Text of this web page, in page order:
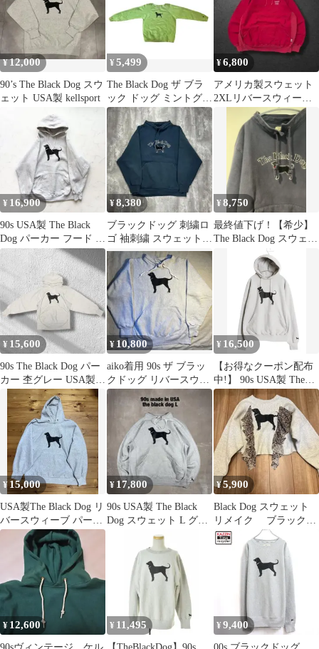
¥12,000
90’s The Black Dog スウ
ェット USA製 kellsport
¥5,499
The Black Dog ザ ブラ
ック ドッグ ミントグリ
ーン スウェット L
¥6,800
アメリカ製スウェット
2XLリバースウィーブ
kellsportスタンドカラー
レッド
¥ 16,900
90s USA製 The Black
Dog パーカー フード グ
レー L
¥8,380
ブラックドッグ 刺繍ロ
ゴ 袖刺繍 スウェット
トレーナー ネイビー L
6507
¥8,750
最終値下げ！【希少】
The Black Dog スウェッ
ト トレーナー L紺
¥ 15,600
90s The Black Dog パー
カー 杢グレー USA製 L
サイズ
¥ 10,800
aiko着用 90s ザ ブラッ
クドッグ リバースウィ
ーブ スウェット
¥ 16,500
【お得なクーポン配布
中!】 90s USA製 The
Black Dog ドッグ プリ
ント スウェット フード
パーカー メンズ レディ
ース L / オールド ヘビ
ーウェイト 裏起毛 トレ
ーナー
¥ 15,000
USA製The Black Dog リ
バースウィーブ パーカ
ー90s
¥ 17,800
90s USA製 The Black
Dog スウェット L グレ
¥5,900
Black Dog スウェット
リメイク ブラックド
ッグ aiko
¥ 12,600 ¥ 11,495 ¥9,400